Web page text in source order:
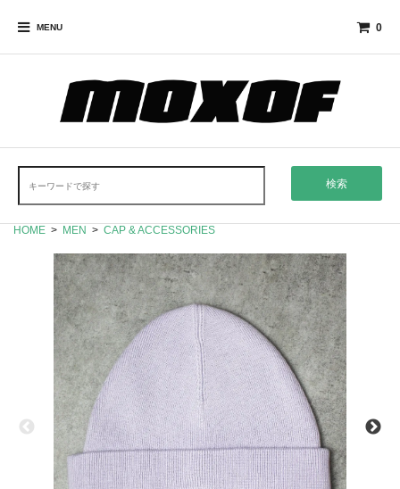
MENU 0
検索
HOME > MEN > CAP & ACCESSORIES